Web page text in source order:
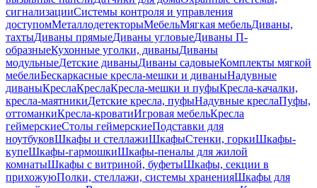
сигнализацииСистемы контроля и управления
доступомМеталлодетекторыМебельМягкая мебельДиваны,
тахтыДиваны прямыеДиваны угловыеДиваны П-
образныеКухонные уголки, диваныДиваны
модульныеДетские диваныДиваны садовыеКомплекты мягкой
мебелиБескаркасные кресла-мешки и диваныНадувные
диваныКреслаКреслаКресла-мешки и пуфыКресла-качалки,
кресла-маятникиДетские кресла, пуфыНадувные креслаПуфы,
оттоманкиКресла-кроватиИгровая мебельКресла
геймерскиеСтолы геймерскиеПодставки для
ноутбуковШкафы и стеллажиШкафыСтенки, горкиШкафы-
купеШкафы-гармошкиШкафы-пеналы для жилой
комнатыШкафы с витриной, буфетыШкафы, секции в
прихожуюПолки, стеллажи, системы храненияШкафы для